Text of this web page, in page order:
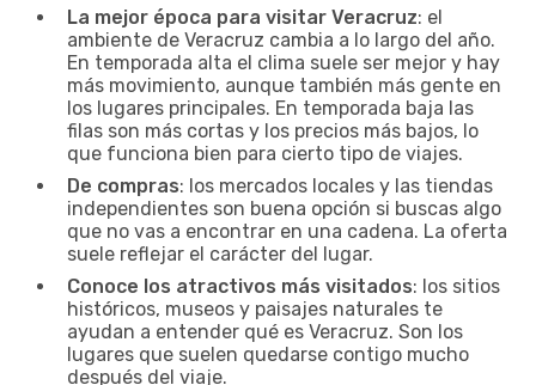
La mejor época para visitar Veracruz: el
ambiente de Veracruz cambia a lo largo del año.
En temporada alta el clima suele ser mejor y hay
más movimiento, aunque también más gente en
los lugares principales. En temporada baja las
filas son más cortas y los precios más bajos, lo
que funciona bien para cierto tipo de viajes.
De compras: los mercados locales y las tiendas
independientes son buena opción si buscas algo
que no vas a encontrar en una cadena. La oferta
suele reflejar el carácter del lugar.
Conoce los atractivos más visitados: los sitios
históricos, museos y paisajes naturales te
ayudan a entender qué es Veracruz. Son los
lugares que suelen quedarse contigo mucho
después del viaje.